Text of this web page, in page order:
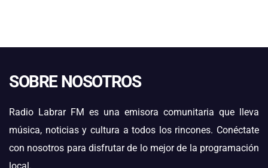
SOBRE NOSOTROS
Radio Labrar FM es una emisora comunitaria que lleva
música, noticias y cultura a todos los rincones. Conéctate
con nosotros para disfrutar de lo mejor de la programación